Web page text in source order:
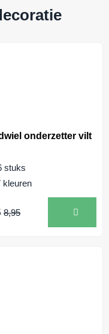
onderzetter vilt
stuks
kleuren
8,95